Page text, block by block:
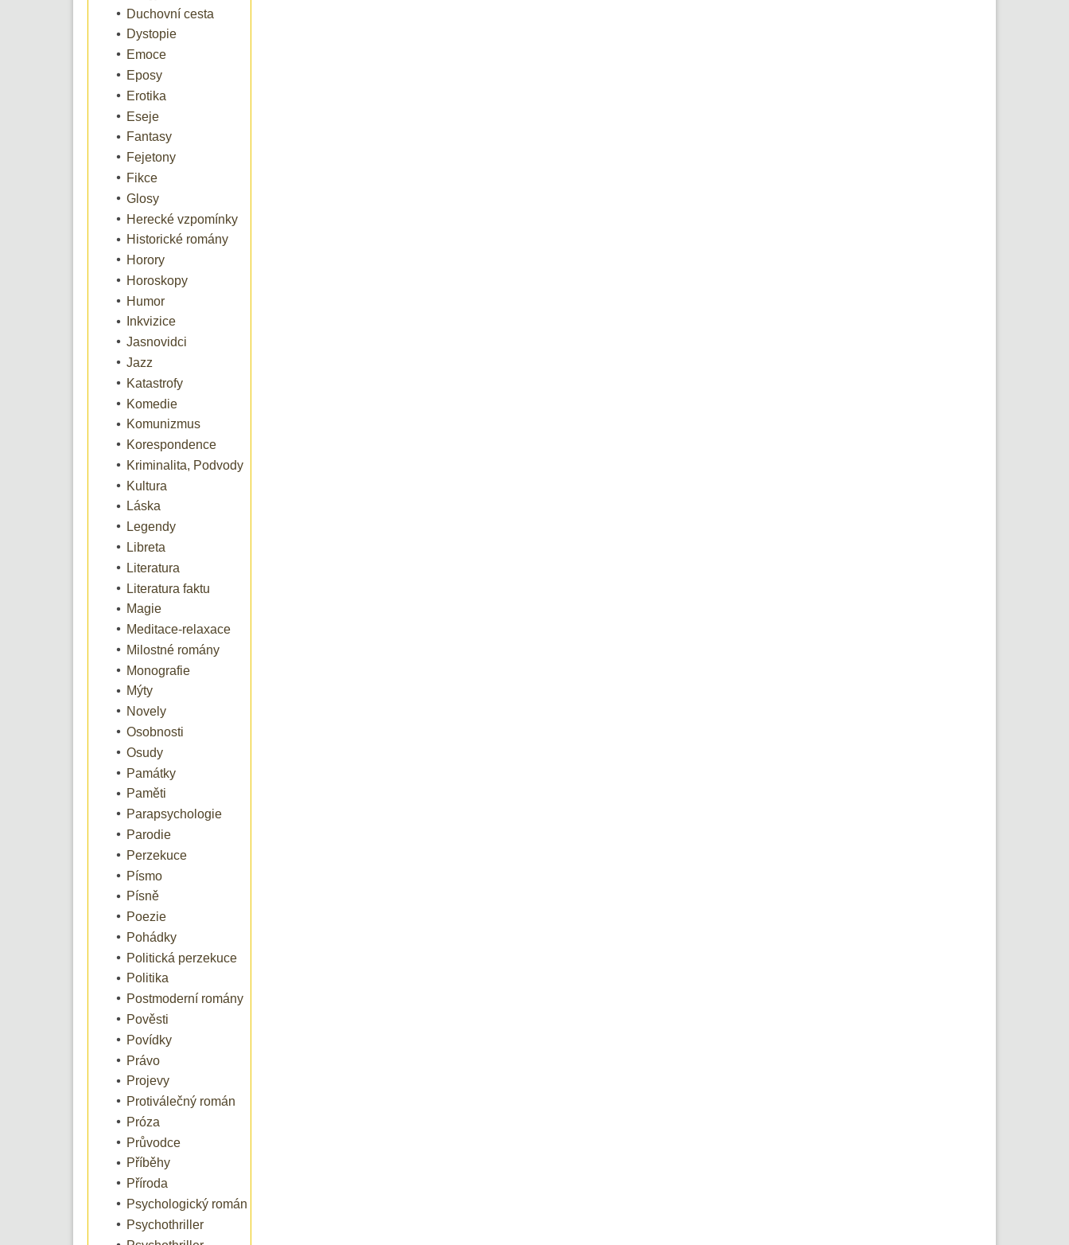
Duchovní cesta
Dystopie
Emoce
Eposy
Erotika
Eseje
Fantasy
Fejetony
Fikce
Glosy
Herecké vzpomínky
Historické romány
Horory
Horoskopy
Humor
Inkvizice
Jasnovidci
Jazz
Katastrofy
Komedie
Komunizmus
Korespondence
Kriminalita, Podvody
Kultura
Láska
Legendy
Libreta
Literatura
Literatura faktu
Magie
Meditace-relaxace
Milostné romány
Monografie
Mýty
Novely
Osobnosti
Osudy
Památky
Paměti
Parapsychologie
Parodie
Perzekuce
Písmo
Písně
Poezie
Pohádky
Politická perzekuce
Politika
Postmoderní romány
Pověsti
Povídky
Právo
Projevy
Protiválečný román
Próza
Průvodce
Příběhy
Příroda
Psychologický román
Psychothriller